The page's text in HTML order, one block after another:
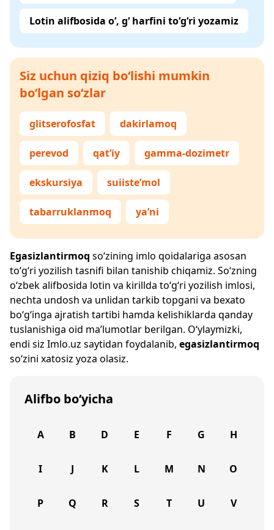
Lotin alifbosida o‘, g‘ harfini to‘g‘ri yozamiz
Siz uchun qiziq bo‘lishi mumkin
bo‘lgan so‘zlar
glitserofosfat dakirlamoq
perevod qat’iy gamma-dozimetr
ekskursiya suiiste’mol
tabarruklanmoq ya’ni
Egasizlantirmoq so‘zining imlo qoidalariga asosan
to‘g‘ri yozilish tasnifi bilan tanishib chiqamiz. So‘zning
o‘zbek alifbosida lotin va kirillda to‘g‘ri yozilish imlosi,
nechta undosh va unlidan tarkib topgani va bexato
bo‘g‘inga ajratish tartibi hamda kelishiklarda qanday
tuslanishiga oid ma’lumotlar berilgan. O‘ylaymizki,
endi siz Imlo.uz saytidan foydalanib, egasizlantirmoq
so‘zini xatosiz yoza olasiz.
Alifbo bo‘yicha
A B D E F G H
I J K L M N O
P Q R S T U V